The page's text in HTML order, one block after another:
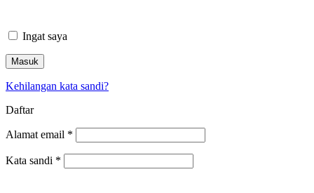
Ingat saya
Masuk
Kehilangan kata sandi?
Daftar
Alamat email *
Kata sandi *